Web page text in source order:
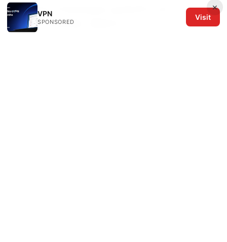
Windows 11でforticlient vpnをダウンロード・イン
ストールする方法：完全ガイド
×
VPN
SPONSORED
Visit